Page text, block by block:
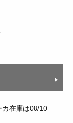
カ在庫は08/10